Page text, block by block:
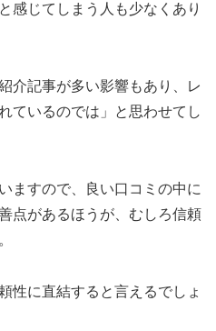
感じてしまう人も少なくあり
介記事が多い影響もあり、レ
ているのでは」と思わせてし
ますので、良い口コミの中に
点があるほうが、むしろ信頼
性に直結すると言えるでしょ